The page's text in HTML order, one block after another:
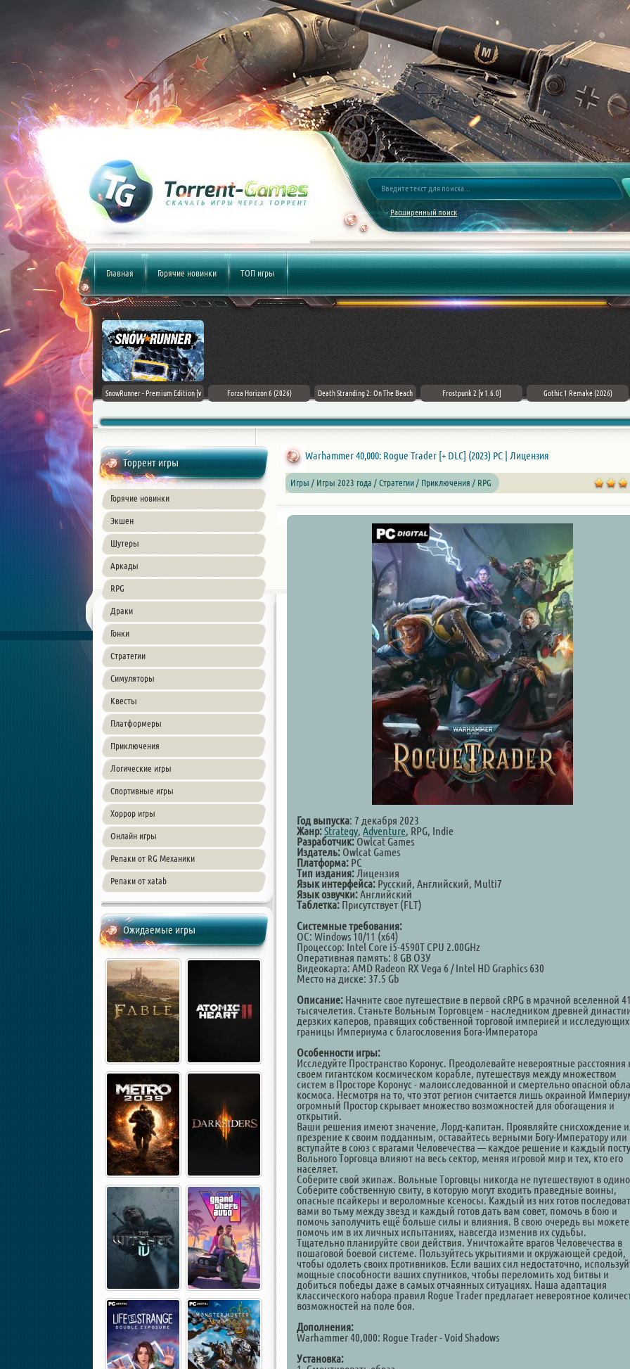
Расширенный поиск
Главная Горячие новинки ТОП игры
Assassin's Creed Black Flag
Resynced (2026) PC
SnowRunner - Premium Edition [v
Forza Horizon 6 (2026) Death Stranding 2: On The Beach Frostpunk 2 [v 1.6.0] Gothic 1 Remake (2026)
Торрент игры
Горячие новинки
Экшен
Шутеры
Аркады
RPG
Драки
Гонки
Стратегии
Симуляторы
Квесты
Платформеры
Приключения
Логические игры
Спортивные игры
Хоррор игры
Онлайн игры
Репаки от RG Механики
Репаки от xatab
Ожидаемые игры
Warhammer 40,000: Rogue Trader [+ DLC] (2023) PC | Лицензия
Игры / Игры 2023 года / Стратегии / Приключения / RPG
Год выпуска: 7 декабря 2023
Жанр:Strategy, Adventure, RPG, Indie
Разработчик:Owlcat Games
Издатель: Owlcat Games
Платформа: PC
Тип издания: Лицензия
Язык интерфейса: Русский, Английский, Multi7
Язык озвучки:Английский
Таблетка: Присутствует (FLT)
Системные требования:
ОС: Windows 10/11 (х64)
Процессор: Intel Core i5-4590T CPU 2.00GHz
Оперативная память: 8 GB ОЗУ
Видеокарта: AMD Radeon RX Vega 6 / Intel HD Graphics 630
Место на диске: 37.5 Gb
Описание: Начните свое путешествие в первой cRPG в мрачной вселенной
тысячелетия. Станьте Вольным Торговцем - наследником древней
дерзких каперов, правящих собственной торговой империей и исследующих
границы Империума с благословения Бога-Императора
Особенности игры:
Исследуйте Пространство Коронус. Преодолевайте невероятные расстояния
своем гигантском космическом корабле, путешествуя между множеством
систем в Просторе Коронус - малоисследованной и смертельно опасной
космоса. Несмотря на то, что этот регион считается лишь окраиной
огромный Простор скрывает множество возможностей для обогащения и
открытий.
Ваши решения имеют значение, Лорд-капитан. Проявляйте снисхождение
презрение к своим подданным, оставайтесь верными Богу-Императору или
вступайте в союз с врагами Человечества — каждое решение и каждый
Вольного Торговца влияют на весь сектор, меняя игровой мир и тех, кто его
населяет.
Соберите свой экипаж. Вольные Торговцы никогда не путешествуют в
Соберите собственную свиту, в которую могут входить праведные воины,
опасные псайкеры и вероломные ксеносы. Каждый из них готов
вами во тьму между звезд и каждый готов дать вам совет, помочь в бою и
помочь заполучить ещё больше силы и влияния. В свою очередь вы можете
помочь им в их личных испытаниях, навсегда изменив их судьбы.
Тщательно планируйте свои действия. Уничтожайте врагов Человечества в
пошаговой боевой системе. Пользуйтесь укрытиями и окружающей средой,
чтобы одолеть своих противников. Если ваших сил недостаточно,
мощные способности ваших спутников, чтобы переломить ход битвы и
добиться победы даже в самых отчаянных ситуациях. Наша адаптация
классического набора правил Rogue Trader предлагает невероятное
возможностей на поле боя.
Дополнения:
Warhammer 40,000: Rogue Trader - Void Shadows
Установка: